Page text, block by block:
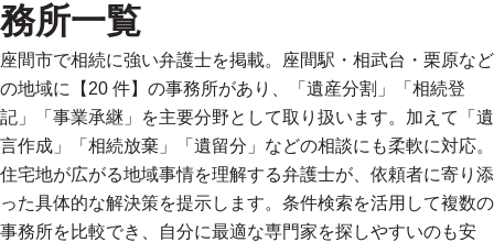
務所一覧
座間市で相続に強い弁護士を掲載。座間駅・相武台・栗原など
の地域に【20 件】の事務所があり、「遺産分割」「相続登
記」「事業承継」を主要分野として取り扱います。加えて「遺
言作成」「相続放棄」「遺留分」などの相談にも柔軟に対応。
住宅地が広がる地域事情を理解する弁護士が、依頼者に寄り添
った具体的な解決策を提示します。条件検索を活用して複数の
事務所を比較でき、自分に最適な専門家を探しやすいのも安